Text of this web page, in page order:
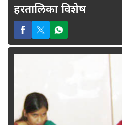
हरतालिका विशेष